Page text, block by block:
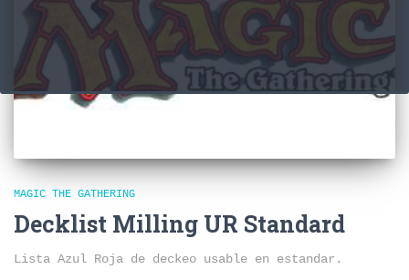
MAGIC THE GATHERING
Decklist Milling UR Standard
Lista Azul Roja de deckeo usable en estandar.